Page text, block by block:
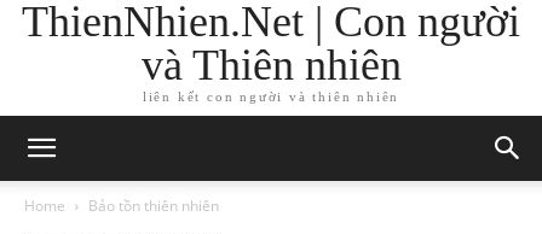
ThienNhien.Net | Con người
và Thiên nhiên
liên kết con người và thiên nhiên
Home Bảo tồn thiên nhiên